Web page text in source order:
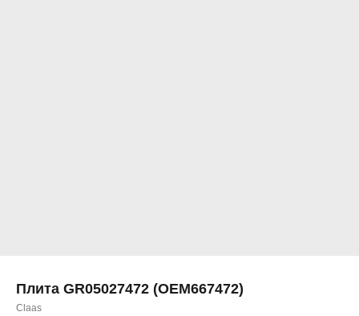
Плита GR05027472 (OEM667472)
Claas